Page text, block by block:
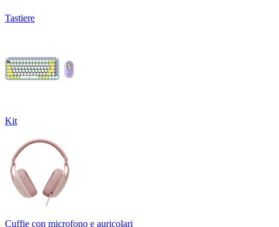
Tastiere
Kit
Cuffie con microfono e auricolari